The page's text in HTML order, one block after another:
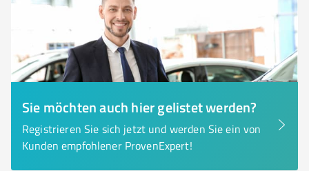
Sie möchten auch hier gelistet werden?
Registrieren Sie sich jetzt und werden Sie ein von
Kunden empfohlener ProvenExpert!